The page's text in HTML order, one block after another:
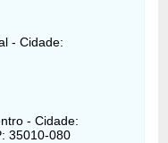
- Cidade:
- Cidade:
35010-080